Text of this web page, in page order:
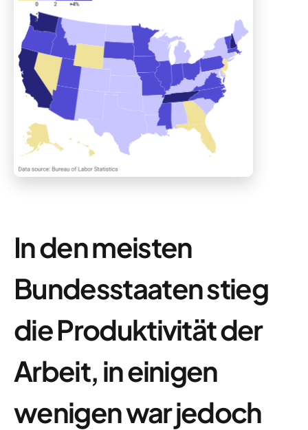
In den meisten
Bundesstaaten stieg
die Produktivität der
Arbeit, in einigen
wenigen war jedoch